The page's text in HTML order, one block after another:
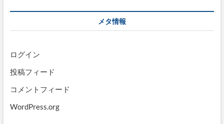
メタ情報
ログイン
投稿フィード
コメントフィード
WordPress.org